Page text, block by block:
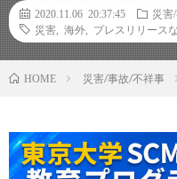
2020.11.06 20:37:45
災害
災害
海外 プレスリリース
HOME 災害/事故/不祥事